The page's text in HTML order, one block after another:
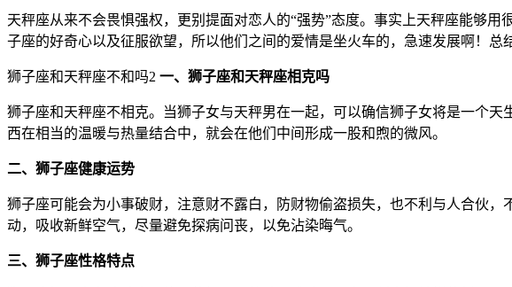
天秤座从来不会畏惧强权，更别提面对恋人的“强势”态度。事实上天秤座能够
子座的好奇心以及征服欲望，所以他们之间的爱情是坐火车的，急速发展啊！总
狮子座和天秤座不和吗2 一、狮子座和天秤座相克吗
狮子座和天秤座不相克。当狮子女与天秤男在一起，可以确信狮子女将是一个
西在相当的温暖与热量结合中，就会在他们中间形成一股和煦的微风。
二、狮子座健康运势
狮子座可能会为小事破财，注意财不露白，防财物偷盗损失，也不利与人合伙
动，吸收新鲜空气，尽量避免探病问丧，以免沾染晦气。
三、狮子座性格特点